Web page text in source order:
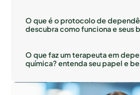
O que é o protocolo de
descubra como funciona e seus
O que faz um terapeuta em
química? entenda seu papel e